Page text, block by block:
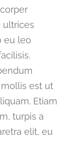
ultrices
eu leo
est ut
Etiam
turpis a
elit, eu